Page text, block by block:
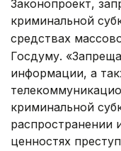
Законопроект,
криминальной
средствах
Госдуму.
информации, а
криминальной
распространении
ценностях